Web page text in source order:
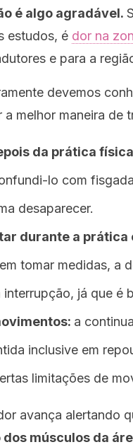
é algo agradável.
estudos, é dor na
e para a
devemos
melhor maneira de
da prática
lo com
desaparecer.
durante a prática
tomar medidas, a
já que é
a
inclusive em
limitações de
avança alertando
músculos da